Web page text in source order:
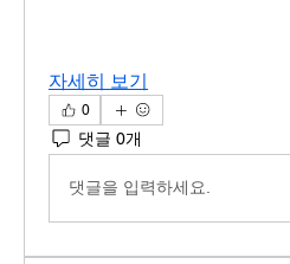
자세히 보기
0
댓글 0개
댓글을 입력하세요.